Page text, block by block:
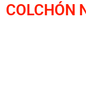
COLCHÓN